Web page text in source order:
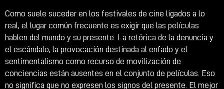
Como suele suceder en los festivales de cine ligados a lo
real, el lugar común frecuente es exigir que las películas
hablen del mundo y su presente. La retórica de la denuncia y
el escándalo, la provocación destinada al enfado y el
sentimentalismo como recurso de movilización de
conciencias están ausentes en el conjunto de películas. Eso
no significa que no expresen los signos del presente. El mejor